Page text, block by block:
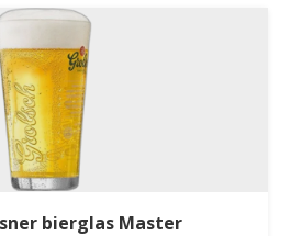
bierglas Master